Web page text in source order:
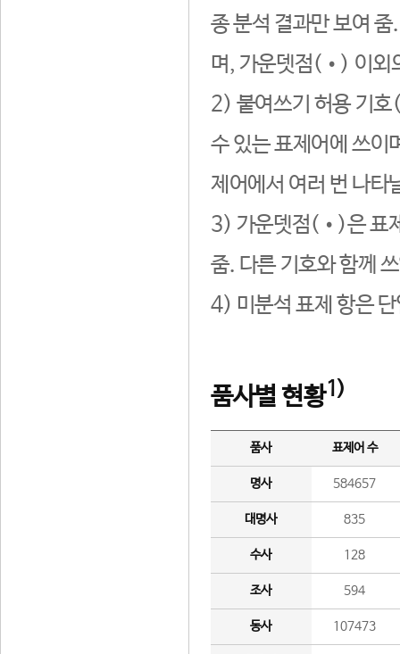
종 분석 결과만 보여
며, 가운뎃점(•) 이외
2) 붙여쓰기 허용 기호
수 있는 표제어에 쓰이
제어에서 여러 번 나타
3) 가운뎃점(•)은 표
줌. 다른 기호와 함께
4) 미분석 표제 항은
품사별 현황1)
품사 표제어 수
명사 584657
대명사 835
수사 128
조사 594
동사 107473